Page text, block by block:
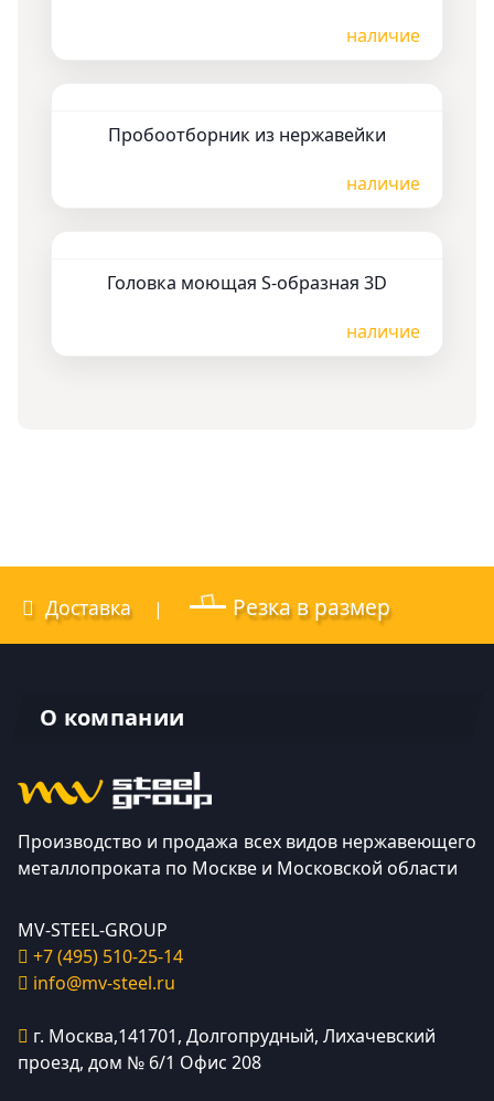
наличие
Пробоотборник из нержавейки
наличие
Головка моющая S-образная 3D
наличие
Доставка| Резка в размер
О компании
Производство и продажа всех видов нержавеющего
металлопроката по Москве и Московской области
MV-STEEL-GROUP
+7 (495) 510-25-14
info@mv-steel.ru
г. Москва,141701, Долгопрудный, Лихачевский
проезд, дом № 6/1 Офис 208